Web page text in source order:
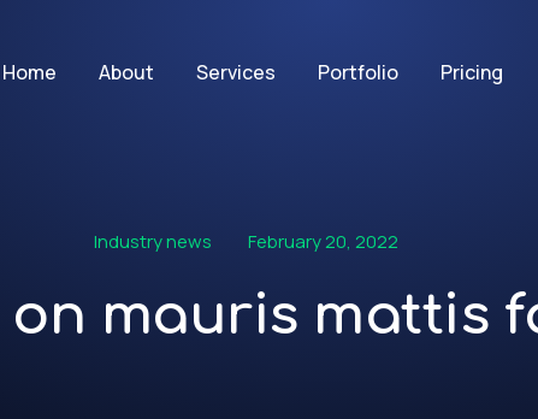
Home About Services Portfolio Pricing
Industry news February 20, 2022
on mauris mattis